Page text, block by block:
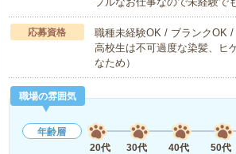
応募資格
職種未経験OK / ブランクOK
高校生は不可過度な染髪、ヒ
なため）
職場の雰囲気
年齢層
20代
30代 40代 50代